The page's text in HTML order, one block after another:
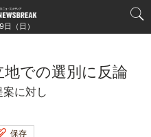
（日）
での選別に反論
に対し
保存